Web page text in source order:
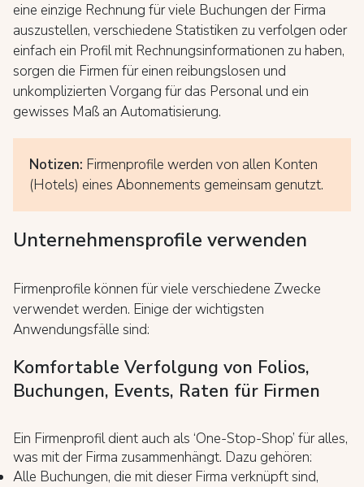
eine einzige Rechnung für viele Buchungen der Firma
auszustellen, verschiedene Statistiken zu verfolgen oder
einfach ein Profil mit Rechnungsinformationen zu haben,
sorgen die Firmen für einen reibungslosen und
unkomplizierten Vorgang für das Personal und ein
gewisses Maß an Automatisierung.
Notizen: Firmenprofile werden von allen Konten
(Hotels) eines Abonnements gemeinsam genutzt.
Unternehmensprofile verwenden
Firmenprofile können für viele verschiedene Zwecke
verwendet werden. Einige der wichtigsten
Anwendungsfälle sind:
Komfortable Verfolgung von Folios,
Buchungen, Events, Raten für Firmen
Ein Firmenprofil dient auch als ‘One-Stop-Shop’ für alles,
was mit der Firma zusammenhängt. Dazu gehören:
Alle Buchungen, die mit dieser Firma verknüpft sind,